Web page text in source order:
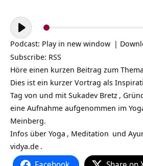
Audio-
Player
Podcast: Play in new window |
Subscribe: RSS
Höre einen kurzen Beitrag zum
Dies ist ein kurzer Vortrag als
Tag von und mit Sukadev Bretz ,
eine Aufnahme aufgenommen im
Meinberg.
Infos über Yoga , Meditation und
vidya.de .